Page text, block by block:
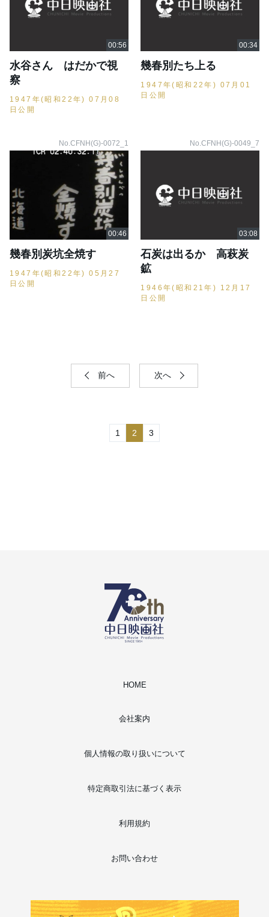
水谷さん はだかで視
察
1947年(昭和22年) 07月08
日公開
幾春別たち上る
1947年(昭和22年) 07月01
日公開
No.CFNH(G)-0072_1
幾春別炭坑全焼す
1947年(昭和22年) 05月27
日公開
No.CFNH(G)-0049_7
石炭は出るか 高萩炭
鉱
1946年(昭和21年) 12月17
日公開
前へ 次へ
1 2 3
HOME
会社案内
個人情報の取り扱いについて
特定商取引法に基づく表示
利用規約
お問い合わせ